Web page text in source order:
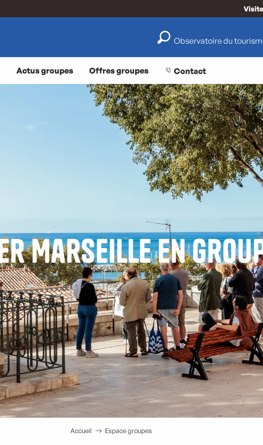
Observatoire du
Actus groupes Offres groupes Contact
Marseille en
Accueil Espace groupes